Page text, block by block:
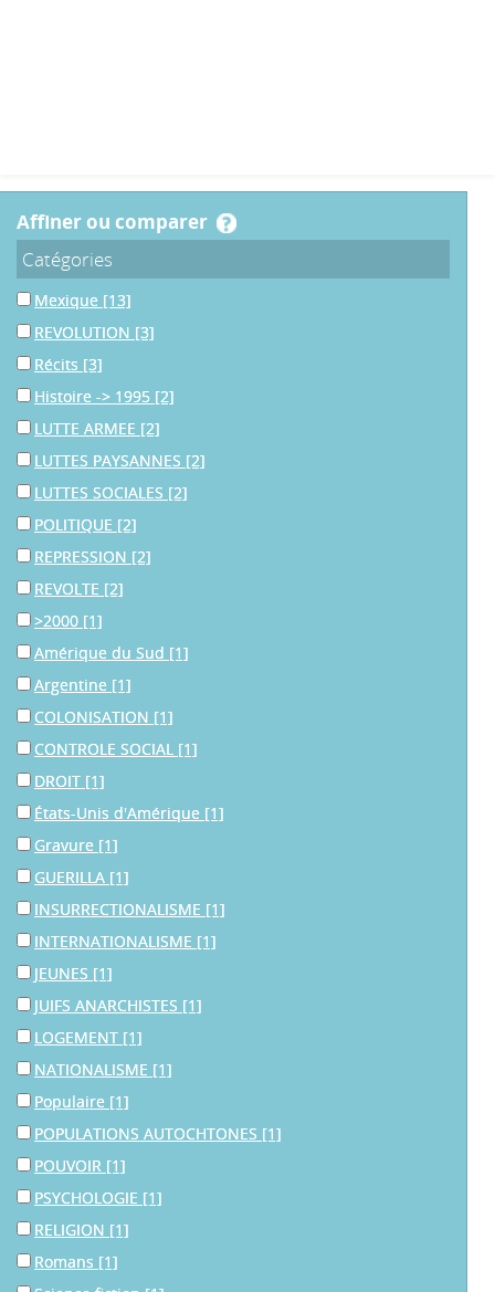
affiner ou comparer
Catégories
Mexique [13]
REVOLUTION [3]
Récits [3]
Histoire -> 1995 [2]
LUTTE ARMEE [2]
LUTTES PAYSANNES [2]
LUTTES SOCIALES [2]
POLITIQUE [2]
REPRESSION [2]
REVOLTE [2]
>2000 [1]
Amérique du Sud [1]
Argentine [1]
COLONISATION [1]
CONTROLE SOCIAL [1]
DROIT [1]
États-Unis d'Amérique [1]
Gravure [1]
GUERILLA [1]
INSURRECTIONALISME [1]
INTERNATIONALISME [1]
JEUNES [1]
JUIFS ANARCHISTES [1]
LOGEMENT [1]
NATIONALISME [1]
Populaire [1]
POPULATIONS AUTOCHTONES [1]
POUVOIR [1]
PSYCHOLOGIE [1]
RELIGION [1]
Romans [1]